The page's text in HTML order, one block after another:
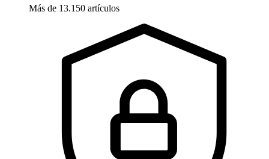
Más de 13.150 artículos